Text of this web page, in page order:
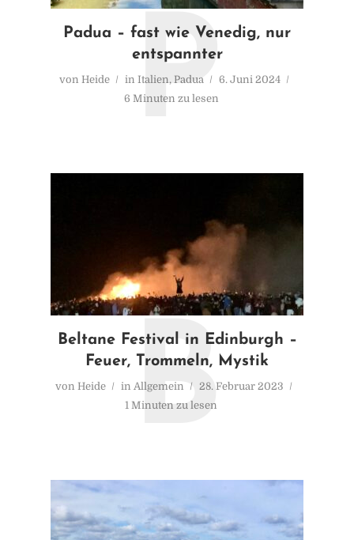
Padua – fast wie Venedig, nur
entspannter
von Heide in Italien, Padua
6. Juni 2024
6 Minuten zu lesen
P
Beltane Festival in Edinburgh –
Feuer, Trommeln, Mystik
von Heide in Allgemein
28. Februar 2023
1 Minuten zu lesen
B